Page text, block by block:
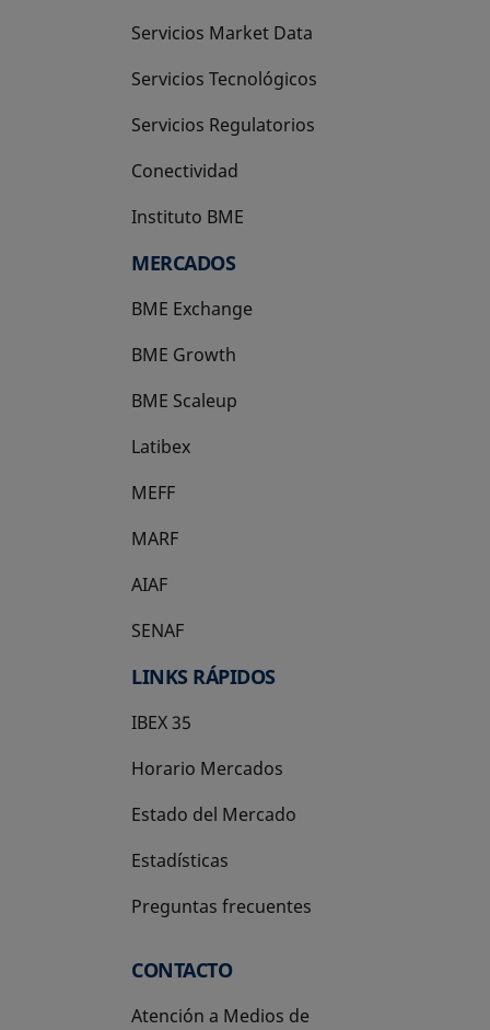
Servicios Market Data
Servicios Tecnológicos
Servicios Regulatorios
Conectividad
Instituto BME
se abre en una pestaña nueva
MERCADOS
BME Exchange
BME Growth
se abre en una pestaña nueva
BME Scaleup
se abre en una pestaña nueva
Latibex
se abre en una pestaña nueva
MEFF
se abre en una pestaña nueva
MARF
AIAF
SENAF
LINKS RÁPIDOS
IBEX 35
Horario Mercados
Estado del Mercado
Estadísticas
Preguntas frecuentes
CONTACTO
Atención a Medios de